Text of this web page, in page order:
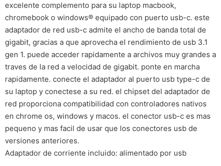
excelente complemento para su laptop macbook,
chromebook o windows® equipado con puerto usb-c. este
adaptador de red usb-c admite el ancho de banda total de
gigabit, gracias a que aprovecha el rendimiento de usb 3.1
gen 1. puede acceder rapidamente a archivos muy grandes a
traves de la red a velocidad de gigabit. ponte en marcha
rapidamente. conecte el adaptador al puerto usb type-c de
su laptop y conectese a su red. el chipset del adaptador de
red proporciona compatibilidad con controladores nativos
en chrome os, windows y macos. el conector usb-c es mas
pequeno y mas facil de usar que los conectores usb de
versiones anteriores.
Adaptador de corriente incluido: alimentado por usb